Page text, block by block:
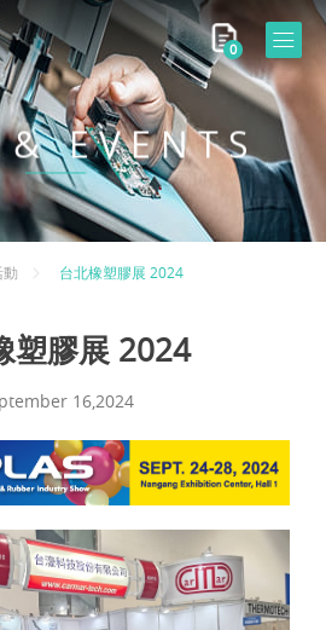
0
& EVENTS
動 台北橡塑膠展 2024
塑膠展 2024
16,2024